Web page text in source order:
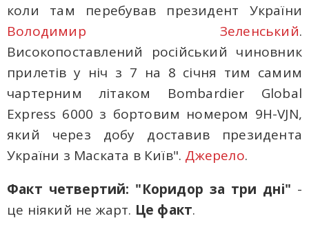
коли там перебував президент України
Володимир Зеленський.
Високопоставлений російський чиновник
прилетів у ніч з 7 на 8 січня тим самим
чартерним літаком Bombardier Global
Express 6000 з бортовим номером 9H-VJN,
який через добу доставив президента
України з Маската в Київ". Джерело.
Факт четвертий: "Коридор за три дні" -
це ніякий не жарт. Це факт.